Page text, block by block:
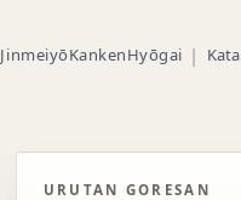
JinmeiyōKankenHyōgai | Kata
URUTAN GORESAN